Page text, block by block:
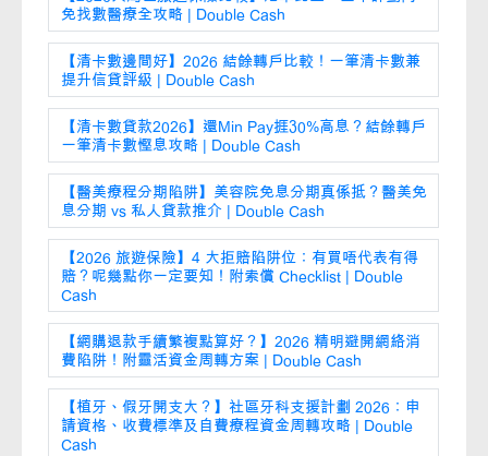
免找數醫療全攻略 | Double Cash
【清卡數邊間好】2026 結餘轉戶比較！一筆清卡數兼
提升信貸評級 | Double Cash
【清卡數貸款2026】還Min Pay捱30%高息？結餘轉戶
一筆清卡數慳息攻略 | Double Cash
【醫美療程分期陷阱】美容院免息分期真係抵？醫美免
息分期 vs 私人貸款推介 | Double Cash
【2026 旅遊保險】4 大拒賠陷阱位：有買唔代表有得
賠？呢幾點你一定要知！附索償 Checklist | Double
Cash
【網購退款手續繁複點算好？】2026 精明避開網絡消
費陷阱！附靈活資金周轉方案 | Double Cash
【植牙、假牙開支大？】社區牙科支援計劃 2026：申
請資格、收費標準及自費療程資金周轉攻略 | Double
Cash